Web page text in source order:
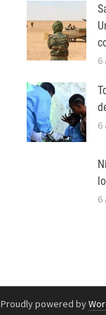
6
6
6
Proudly powered by